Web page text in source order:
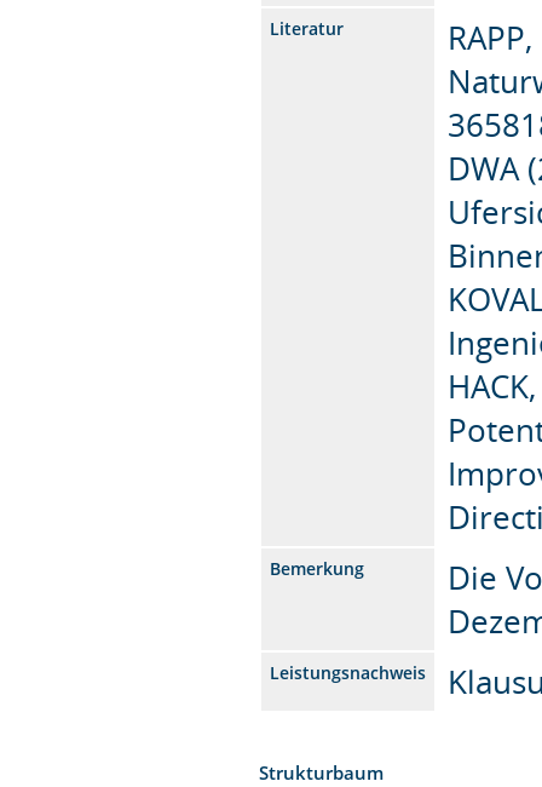
Literatur
DWA
Bemerkung
Die
Leistungsnachweis
Strukturbaum